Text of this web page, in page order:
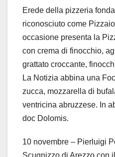
Erede della pizzeria
riconosciuto come
occasione presenta la
con crema di finocchio,
grattato croccante,
La Notizia abbina una
zucca, mozzarella di
ventricina abruzzese. In
doc Dolomis.
10 novembre – Pierluigi